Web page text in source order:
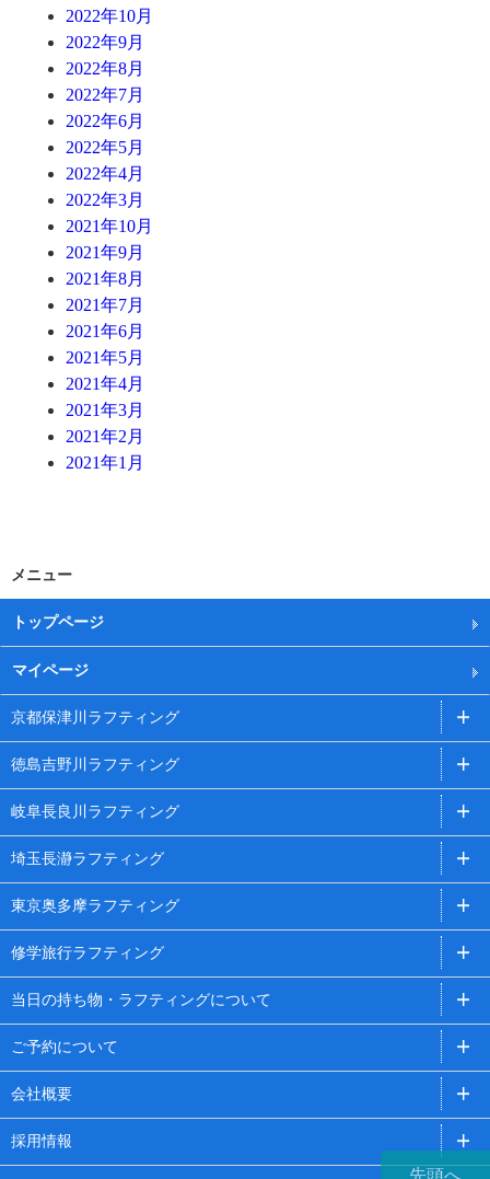
2022年10月
2022年9月
2022年8月
2022年7月
2022年6月
2022年5月
2022年4月
2022年3月
2021年10月
2021年9月
2021年8月
2021年7月
2021年6月
2021年5月
2021年4月
2021年3月
2021年2月
2021年1月
先頭へ
メニュー
トップページ
マイページ
京都保津川ラフティング
徳島吉野川ラフティング
岐阜長良川ラフティング
埼玉長瀞ラフティング
東京奥多摩ラフティング
修学旅行ラフティング
当日の持ち物・ラフティングについて
ご予約について
会社概要
採用情報